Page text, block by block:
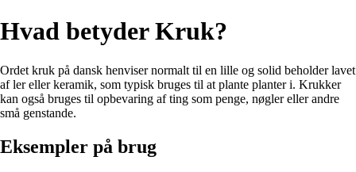
Hvad betyder Kruk?
Ordet kruk på dansk henviser normalt til en lille og solid beholder lavet
af ler eller keramik, som typisk bruges til at plante planter i. Krukker
kan også bruges til opbevaring af ting som penge, nøgler eller andre
små genstande.
Eksempler på brug